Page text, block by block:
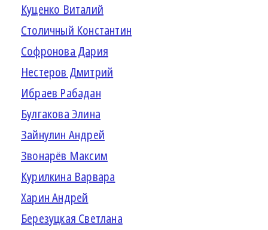
Куценко Виталий
Столичный Константин
Софронова Дария
Нестеров Дмитрий
Ибраев Рабадан
Булгакова Элина
Зайнулин Андрей
Звонарёв Максим
Курилкина Варвара
Харин Андрей
Березуцкая Светлана